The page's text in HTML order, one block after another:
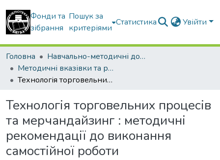
Фонди та
зібрання
Пошук за
критеріями
Статистика Увійти
Головна
Навчально-методичні документи
Методичні вказівки та рекомендації
Технологія торговельних процесів та мерчандайзинг : методичні рекомендації до виконання самостійної роботи
Технологія торговельних процесів
та мерчандайзинг : методичні
рекомендації до виконання
самостійної роботи